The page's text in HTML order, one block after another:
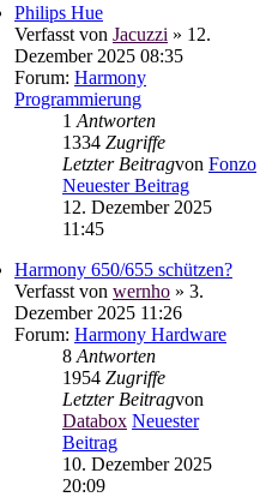
Philips Hue
Verfasst von Jacuzzi » 12.
Dezember 2025 08:35
Forum: Harmony
Programmierung
1 Antworten
1334 Zugriffe
Letzter Beitragvon Fonzo
Neuester Beitrag
12. Dezember 2025
11:45
Harmony 650/655 schützen?
Verfasst von wernho » 3.
Dezember 2025 11:26
Forum: Harmony Hardware
8 Antworten
1954 Zugriffe
Letzter Beitragvon
Databox Neuester
Beitrag
10. Dezember 2025
20:09